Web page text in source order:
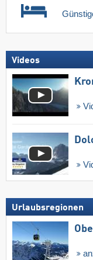
Videos
Urlaubsregionen